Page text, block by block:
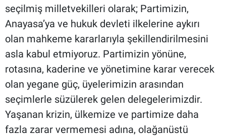
seçilmiş milletvekilleri olarak; Partimizin,
Anayasa’ya ve hukuk devleti ilkelerine aykırı
olan mahkeme kararlarıyla şekillendirilmesini
asla kabul etmiyoruz. Partimizin yönüne,
rotasına, kaderine ve yönetimine karar verecek
olan yegane güç, üyelerimizin arasından
seçimlerle süzülerek gelen delegelerimizdir.
Yaşanan krizin, ülkemize ve partimize daha
fazla zarar vermemesi adına, olağanüstü